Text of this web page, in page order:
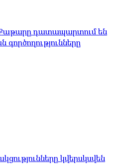
դատապարտում են
կվերսկսվեն